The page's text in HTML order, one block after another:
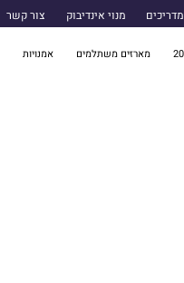
מדריכים מנוי אינדיבוק צור קשר
מארזים משתלמים אמנויות